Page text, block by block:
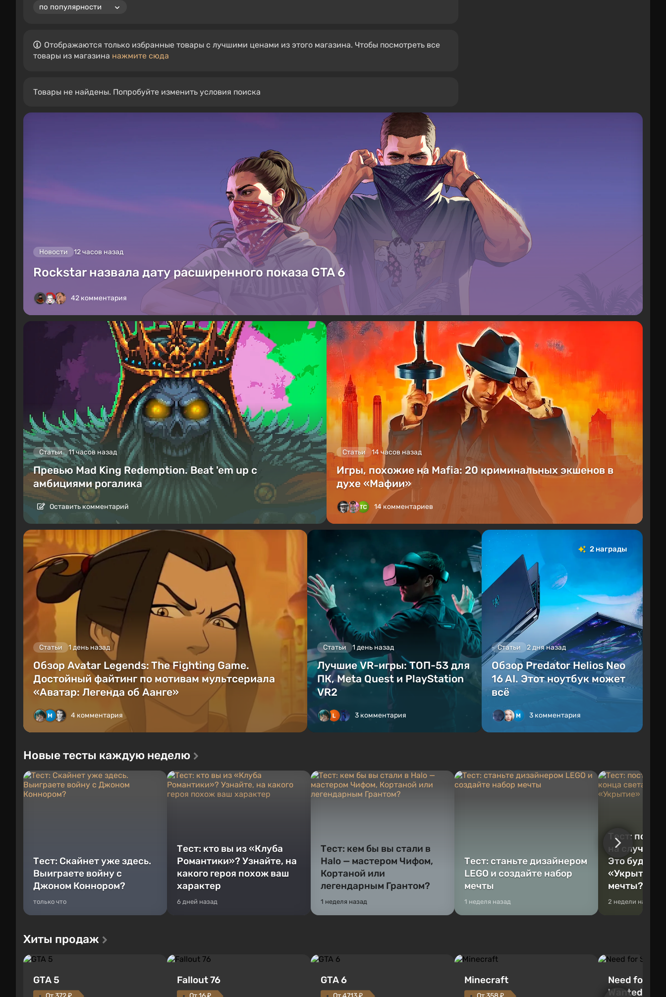
Отображаются только избранные товары с лучшими ценами из этого магазина. Чтобы посмотреть все
товары из магазина нажмите сюда
Товары не найдены. Попробуйте изменить условия поиска
Новости 12 часов назад
Rockstar назвала дату расширенного показа GTA 6
42 комментария
Статьи 11 часов назад
Превью Mad King Redemption. Beat 'em up с
амбициями рогалика
Оставить комментарий
Статьи 14 часов назад
Игры, похожие на Mafia: 20 криминальных экшенов в
духе «Мафии»
14 комментариев
Статьи 1 день назад
Обзор Avatar Legends: The Fighting Game.
Достойный файтинг по мотивам мультсериала
«Аватар: Легенда об Аанге»
4 комментария
Статьи 1 день назад
Лучшие VR-игры: ТОП-53 для
ПК, Meta Quest и PlayStation
VR2
3 комментария
2 награды
Статьи 2 дня назад
Обзор Predator Helios Neo
16 AI. Этот ноутбук может
всё
3 комментария
Новые тесты каждую неделю
Тест: Скайнет уже здесь.
Выиграете войну с
Джоном Коннором?
только что
Тест: кто вы из «Клуба
Романтики»? Узнайте, на
какого героя похож ваш
характер
6 дней назад
Тест: кем бы вы стали в
Halo — мастером Чифом,
Кортаной или
легендарным Грантом?
1 неделя назад
Тест: станьте дизайнером
LEGO и создайте набор
мечты
1 неделя назад
Тест:
на случай
Это будет
«Укрытие»
мечты?
2 недели назад
Хиты продаж
GTA 5 Fallout 76 GTA 6 Minecraft
Need for
Wanted